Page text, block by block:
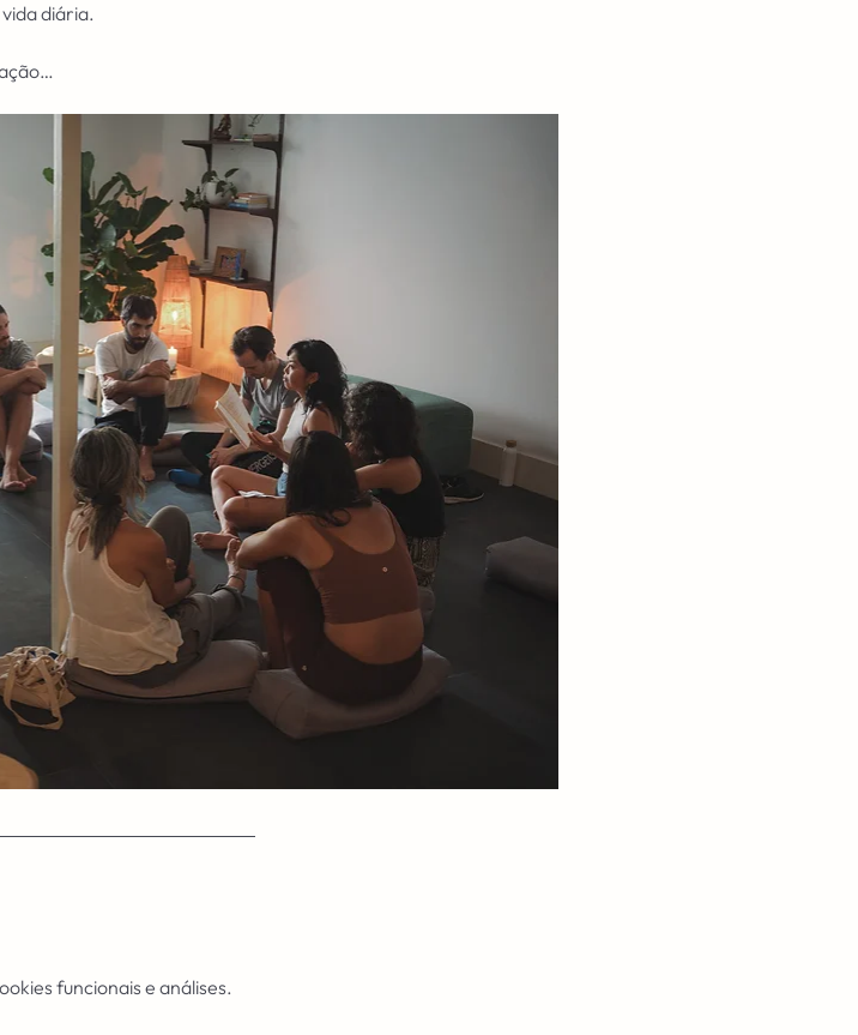
diária.
funcionais e análises.